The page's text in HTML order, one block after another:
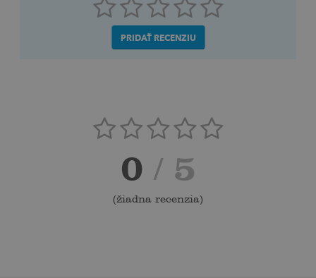
PRIDAŤ RECENZIU
0 / 5
(žiadna recenzia)